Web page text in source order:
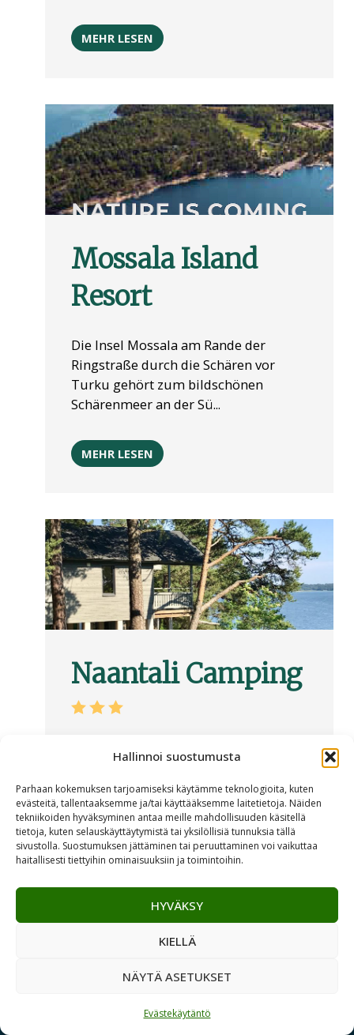
Hallinnoi suostumusta
Parhaan kokemuksen tarjoamiseksi käytämme teknologioita, kuten
evästeitä, tallentaaksemme ja/tai käyttääksemme laitetietoja. Näiden
tekniikoiden hyväksyminen antaa meille mahdollisuuden käsitellä
tietoja, kuten selauskäyttäytymistä tai yksilöllisiä tunnuksia tällä
sivustolla. Suostumuksen jättäminen tai peruuttaminen voi vaikuttaa
haitallisesti tiettyihin ominaisuuksiin ja toimintoihin.
HYVÄKSY
KIELLÄ
NÄYTÄ ASETUKSET
Evästekäytäntö
MEHR LESEN
Mossala Island
Resort
Die Insel Mossala am Rande der
Ringstraße durch die Schären vor
Turku gehört zum bildschönen
Schärenmeer an der Sü...
MEHR LESEN
Naantali Camping
direkt am Meer nur einen halben
Kilometer vom belebten und
abwechslungsreichen Zentrum N...
MEHR LESEN